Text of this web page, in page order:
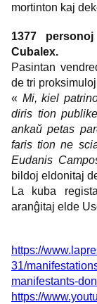
mortinton kaj
1377
Cubalex.
Pasintan
de tri
« Mi, kiel
diris tion
ankaŭ petas
faris tion ne
Eudanis
bildoj eldonitaj
La kuba
aranĝitaj elde
https://
31/
manifestants-
https://